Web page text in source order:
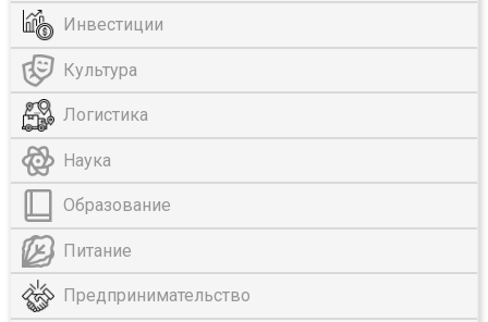
Инвестиции
Культура
Логистика
Наука
Образование
Питание
Предпринимательство